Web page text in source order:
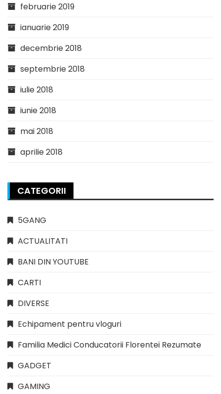
februarie 2019
ianuarie 2019
decembrie 2018
septembrie 2018
iulie 2018
iunie 2018
mai 2018
aprilie 2018
CATEGORII
5GANG
ACTUALITATI
BANI DIN YOUTUBE
CARTI
DIVERSE
Echipament pentru vloguri
Familia Medici Conducatorii Florentei Rezumate
GADGET
GAMING